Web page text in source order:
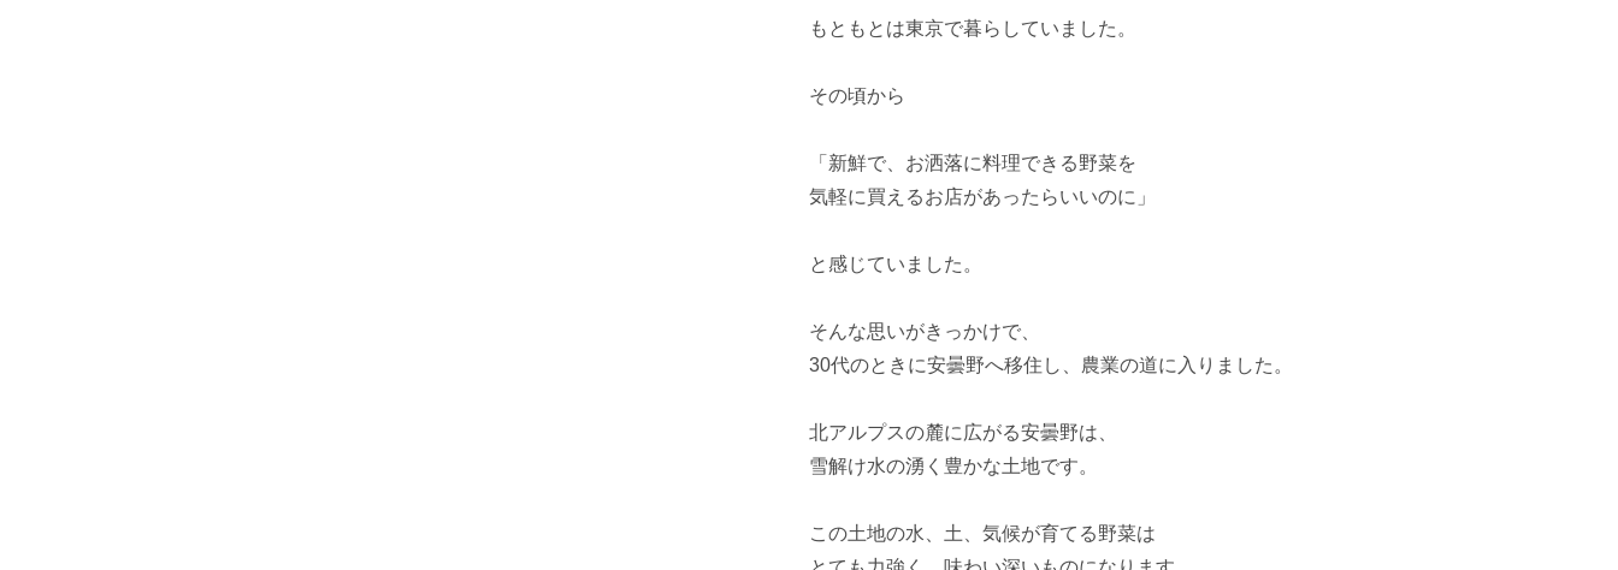
もともとは東京で暮らしていました。
その頃から
「新鮮で、お洒落に料理できる野菜を
気軽に買えるお店があったらいいのに」
と感じていました。
そんな思いがきっかけで、
30代のときに安曇野へ移住し、農業の道に入りました。
北アルプスの麓に広がる安曇野は、
雪解け水の湧く豊かな土地です。
この土地の水、土、気候が育てる野菜は